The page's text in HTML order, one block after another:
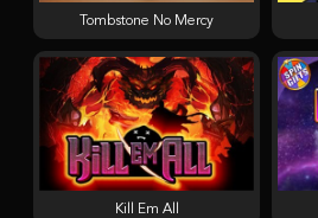
Kill Em All
Tombstone No Mercy